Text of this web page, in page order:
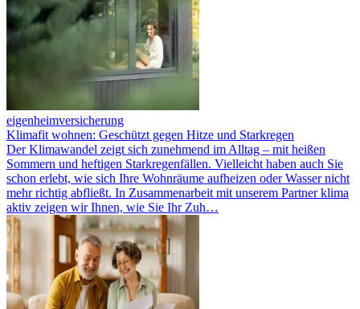
eigenheimversicherung
Klimafit wohnen: Geschützt gegen Hitze und Starkregen
Der Klimawandel zeigt sich zunehmend im Alltag – mit heißen
Sommern und heftigen Starkregenfällen. Vielleicht haben auch Sie
schon erlebt, wie sich Ihre Wohnräume aufheizen oder Wasser nicht
mehr richtig abfließt. In Zusammenarbeit mit unserem Partner klima
aktiv zeigen wir Ihnen, wie Sie Ihr Zuh…